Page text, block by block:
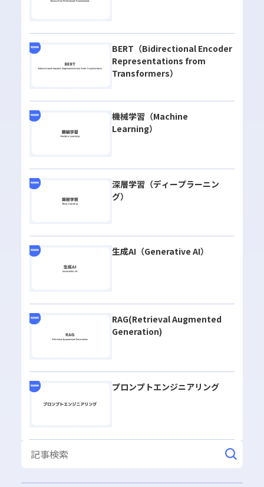
BERT（Bidirectional Encoder
Representations from
Transformers）
機械学習（Machine
Learning）
深層学習（ディープラーニン
グ）
生成AI（Generative AI）
RAG(Retrieval Augmented
Generation)
プロンプトエンジニアリング